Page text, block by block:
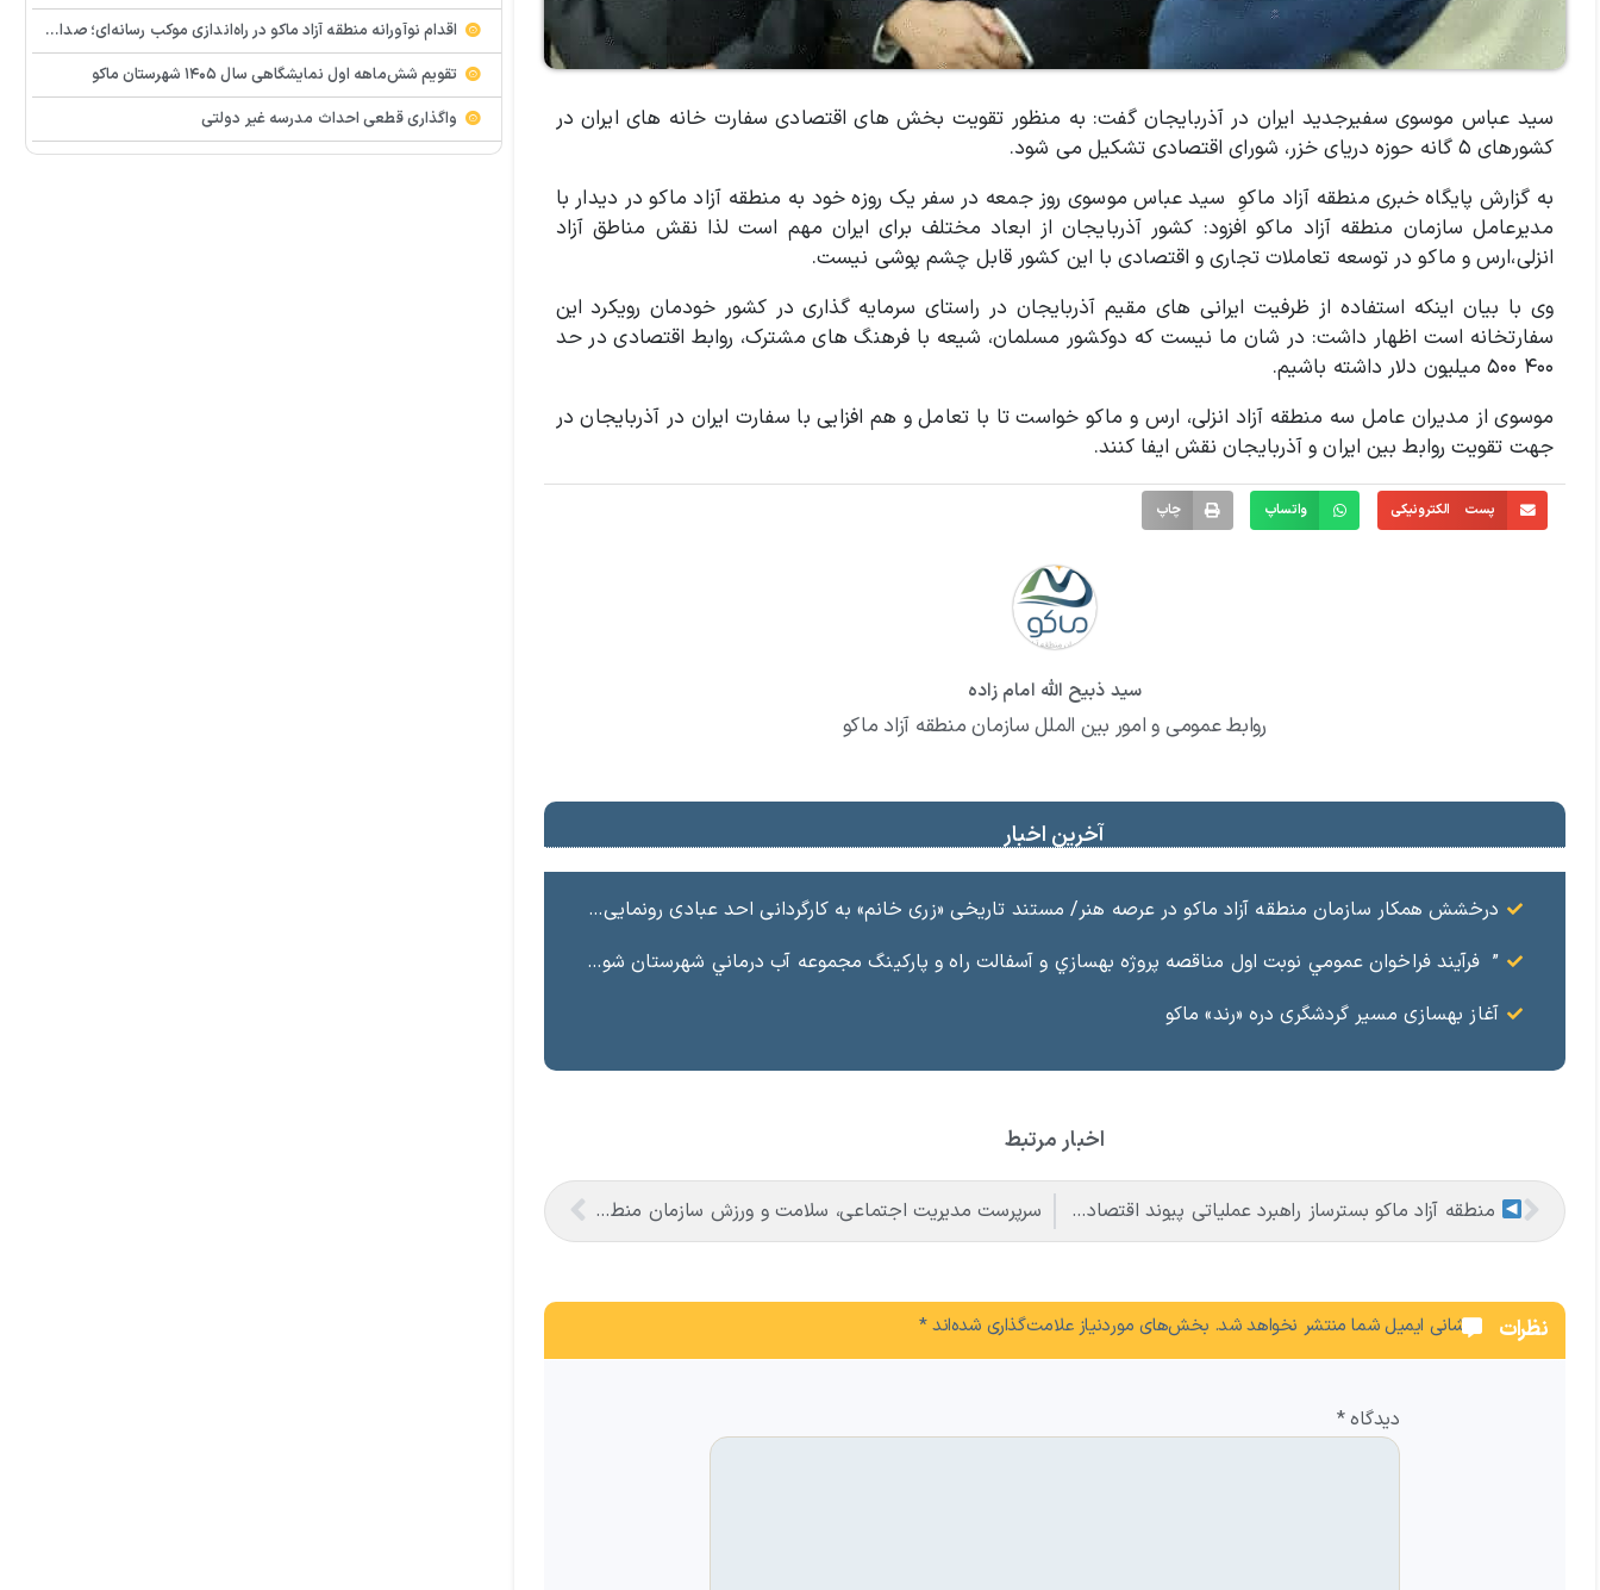
سید عباس موسوی سفیرجدید ایران در آذربایجان گفت: به منظور تقویت بخش های اقتصادی سفارت خانه های ایران در
کشورهای ۵ گانه حوزه دریای خزر، شورای اقتصادی تشکیل می شود.
به گزارش پایگاه خبری منطقه آزاد ماکوِ سید عباس موسوی روز جمعه در سفر یک روزه خود به منطقه آزاد ماکو در دیدار با
مدیرعامل سازمان منطقه آزاد ماکو افزود: کشور آذربایجان از ابعاد مختلف برای ایران مهم است لذا نقش مناطق آزاد
انزلی،‌ارس و ماکو در توسعه تعاملات تجاری و اقتصادی با این کشور قابل چشم پوشی نیست.
وی با بیان اینکه استفاده از ظرفیت ایرانی های مقیم آذربایجان در راستای سرمایه گذاری در کشور خودمان رویکرد این
سفارتخانه است اظهار داشت: در شان ما نیست که دوکشور مسلمان، شیعه با فرهنگ های مشترک، روابط اقتصادی در حد
۴۰۰ ۵۰۰ میلیون دلار داشته باشیم.
موسوی از مدیران عامل سه منطقه آزاد انزلی، ارس و ماکو خواست تا با تعامل و هم افزایی با سفارت ایران در آذربایجان در
جهت تقویت روابط بین ایران و آذربایجان نقش ایفا کنند.
پست الکترونیکی واتساپ چاپ
سید ذبیح الله امام زاده
روابط عمومی و امور بین الملل سازمان منطقه آزاد ماکو
آخرین اخبار
درخشش همکار سازمان منطقه آزاد ماکو در عرصه هنر/ مستند تاریخی «زری خانم» به کارگردانی احد عبادی رونمایی شد
” فرآيند فراخوان عمومي نوبت اول مناقصه پروژه بهسازي و آسفالت راه و پاركينگ مجموعه آب درماني شهرستان شوط منطقه آزاد ماكو “
آغاز بهسازی مسیر گردشگری دره «رند» ماکو
اخبار مرتبط
منطقه آزاد ماکو بسترساز راهبرد عملیاتی پیوند اقتصاد ملی با اقتصاد کشورهای همسایه سرپرست مدیریت اجتماعی، سلامت و ورزش سازمان منطقه آزاد ماکو منصوب شد
نظرات نشانی ایمیل شما منتشر نخواهد شد. بخش‌های موردنیاز علامت‌گذاری شده‌اند*
دیدگاه*
اقدام نوآورانه منطقه آزاد ماکو در راه‌اندازی موکب رسانه‌ای؛ صدای مردم از دل تجمعات طنین‌انداز شد
تقویم شش‌ماهه اول نمایشگاهی سال ۱۴۰۵ شهرستان ماکو
واگذاری قطعی احداث مدرسه غیر دولتی